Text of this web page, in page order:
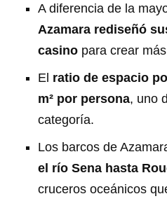
A diferencia de la
Azamara rediseñó
casinopara crear
El ratio de espacio
m² por persona, uno
categoría.
Los barcos de
el río Sena hasta
cruceros oceánicos